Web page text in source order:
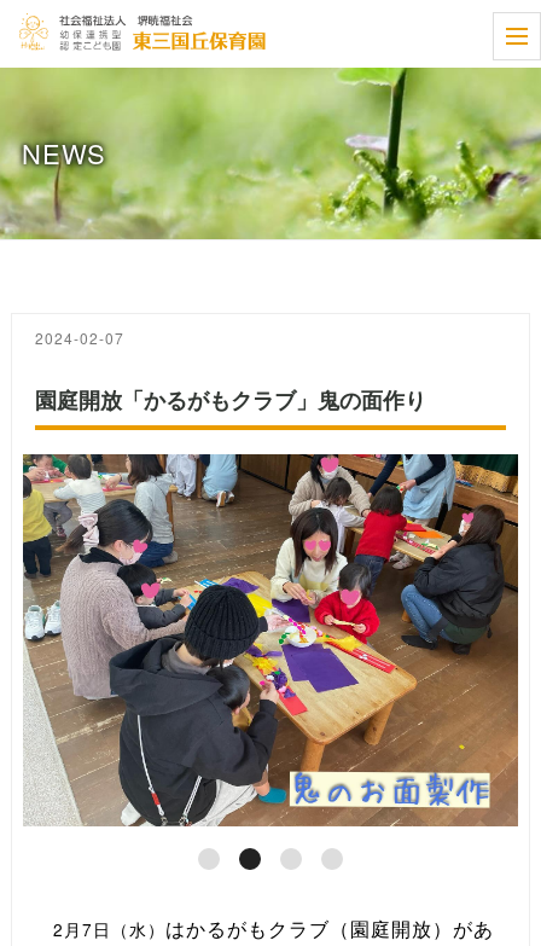
t
o
e
n
a
v
g
a
NEWS
2024-02-07
園庭開放「かるがもクラブ」鬼の面作り
2月7日（水） はかるがもクラブ（園庭開放）があ